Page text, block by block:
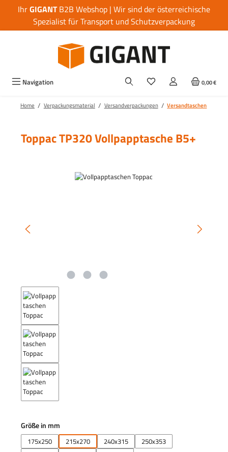
Zum Hauptinhalt springen
IhrGIGANTB2B Webshop | Wir sind der österreichische
Spezialist für Transport und Schutzverpackung
Navigation 0,00 €
Home / Verpackungsmaterial / Versandverpackungen / Versandtaschen
Toppac TP320 Vollpapptasche B5+
Bildergalerie überspringen
Größe in mm
175x250 215x270 240x315
250x353